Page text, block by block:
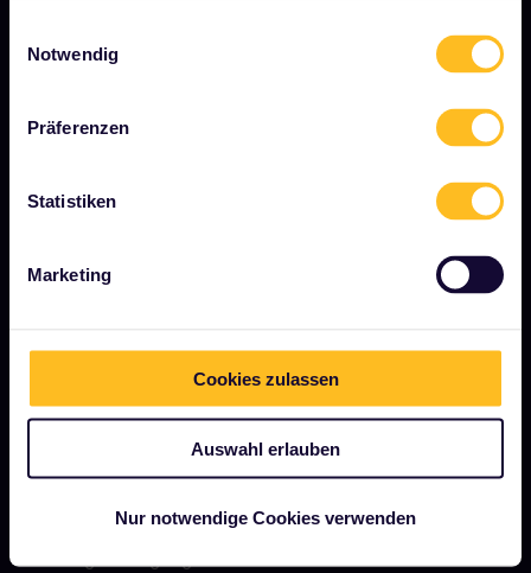
Notwendig
Präferenzen
Statistiken
Marketing
Cookies zulassen
Auswahl erlauben
Nur notwendige Cookies verwenden
Interrail-Folgenbericht
Was ist Interrail?
Magazin
Nachhaltiger Tourismus
Support